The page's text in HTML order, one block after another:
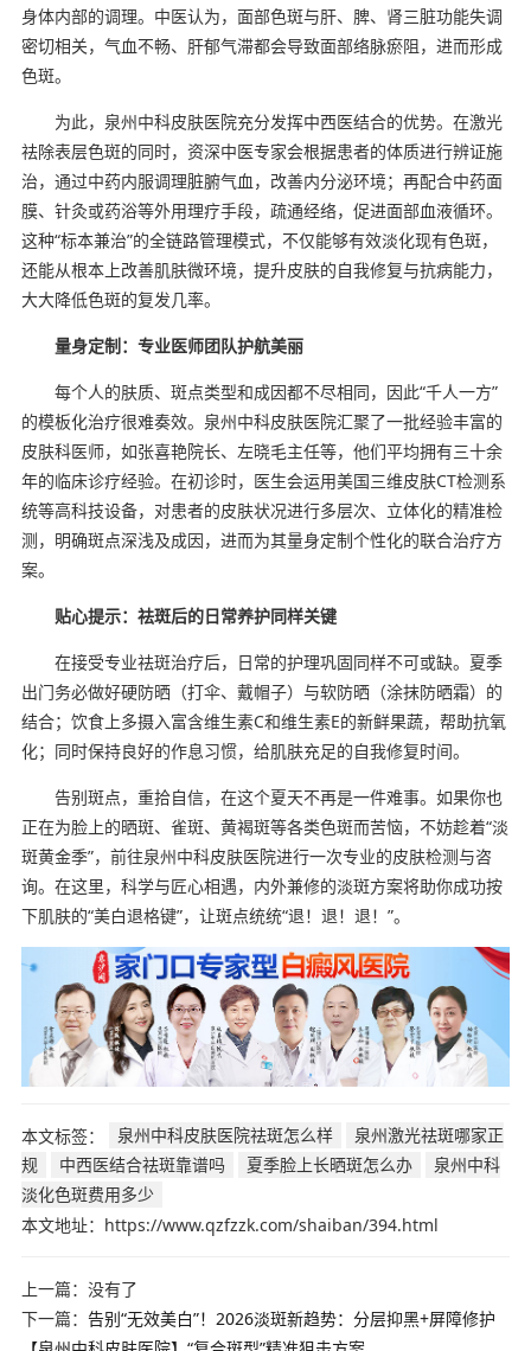
身体内部的调理。中医认为，面部色斑与肝、脾、肾三脏功能失调
密切相关，气血不畅、肝郁气滞都会导致面部络脉瘀阻，进而形成
色斑。
为此，泉州中科皮肤医院充分发挥中西医结合的优势。在激光
祛除表层色斑的同时，资深中医专家会根据患者的体质进行辨证施
治，通过中药内服调理脏腑气血，改善内分泌环境；再配合中药面
膜、针灸或药浴等外用理疗手段，疏通经络，促进面部血液循环。
这种“标本兼治”的全链路管理模式，不仅能够有效淡化现有色斑，
还能从根本上改善肌肤微环境，提升皮肤的自我修复与抗病能力，
大大降低色斑的复发几率。
量身定制：专业医师团队护航美丽
每个人的肤质、斑点类型和成因都不尽相同，因此“千人一方”
的模板化治疗很难奏效。泉州中科皮肤医院汇聚了一批经验丰富的
皮肤科医师，如张喜艳院长、左晓毛主任等，他们平均拥有三十余
年的临床诊疗经验。在初诊时，医生会运用美国三维皮肤CT检测系
统等高科技设备，对患者的皮肤状况进行多层次、立体化的精准检
测，明确斑点深浅及成因，进而为其量身定制个性化的联合治疗方
案。
贴心提示：祛斑后的日常养护同样关键
在接受专业祛斑治疗后，日常的护理巩固同样不可或缺。夏季
出门务必做好硬防晒（打伞、戴帽子）与软防晒（涂抹防晒霜）的
结合；饮食上多摄入富含维生素C和维生素E的新鲜果蔬，帮助抗氧
化；同时保持良好的作息习惯，给肌肤充足的自我修复时间。
告别斑点，重拾自信，在这个夏天不再是一件难事。如果你也
正在为脸上的晒斑、雀斑、黄褐斑等各类色斑而苦恼，不妨趁着“淡
斑黄金季”，前往泉州中科皮肤医院进行一次专业的皮肤检测与咨
询。在这里，科学与匠心相遇，内外兼修的淡斑方案将助你成功按
下肌肤的“美白退格键”，让斑点统统“退！退！退！”。
本文标签： 泉州中科皮肤医院祛斑怎么样
泉州激光祛斑哪家正
规
中西医结合祛斑靠谱吗 夏季脸上长晒斑怎么办
泉州中科
淡化色斑费用多少
本文地址：https://www.qzfzzk.com/shaiban/394.html
上一篇：没有了
下一篇： 告别“无效美白”！2026淡斑新趋势：分层抑黑+屏障修护